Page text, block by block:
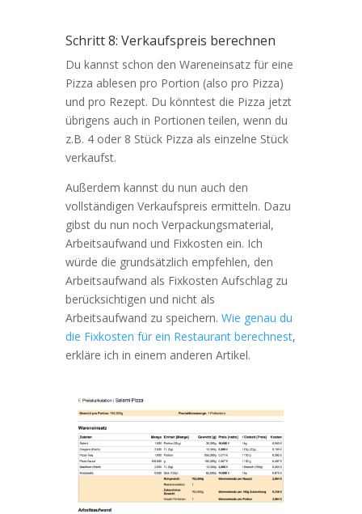
Schritt 8: Verkaufspreis berechnen
Du kannst schon den Wareneinsatz für eine
Pizza ablesen pro Portion (also pro Pizza)
und pro Rezept. Du könntest die Pizza jetzt
übrigens auch in Portionen teilen, wenn du
z.B. 4 oder 8 Stück Pizza als einzelne Stück
verkaufst.
Außerdem kannst du nun auch den
vollständigen Verkaufspreis ermitteln. Dazu
gibst du nun noch Verpackungsmaterial,
Arbeitsaufwand und Fixkosten ein. Ich
würde die grundsätzlich empfehlen, den
Arbeitsaufwand als Fixkosten Aufschlag zu
berücksichtigen und nicht als
Arbeitsaufwand zu speichern. Wie genau du
die Fixkosten für ein Restaurant berechnest,
erkläre ich in einem anderen Artikel.